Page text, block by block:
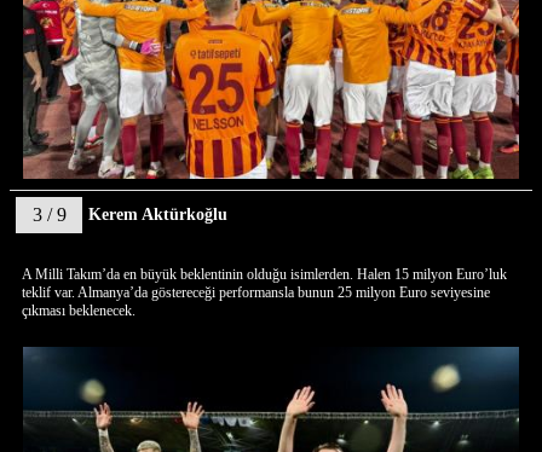
3 / 9 Kerem Aktürkoğlu
A Milli Takım’da en büyük beklentinin olduğu isimlerden. Halen 15 milyon Euro’luk
teklif var. Almanya’da göstereceği performansla bunun 25 milyon Euro seviyesine
çıkması beklenecek.